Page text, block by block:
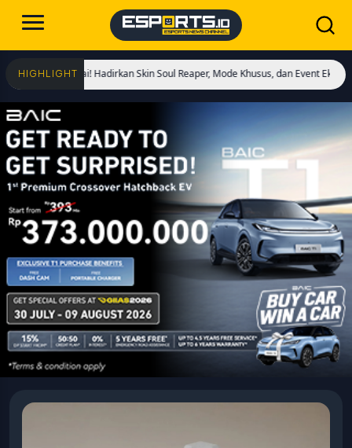
HIGHLIGHT
Dimulai! Hadirkan Skin Soul Reaper, Mode Khusus, dan Event Eksklusif!